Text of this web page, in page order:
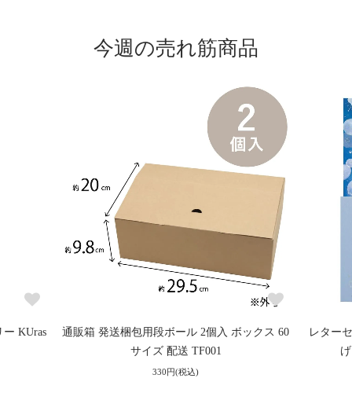
今週の売れ筋商品
KUras
通販箱 発送梱包用段ボール 2個入 ボックス 60
サイズ 配送 TF001
330円(税込)
レター